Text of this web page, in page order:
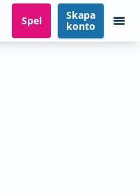
Spel
Skapa
konto